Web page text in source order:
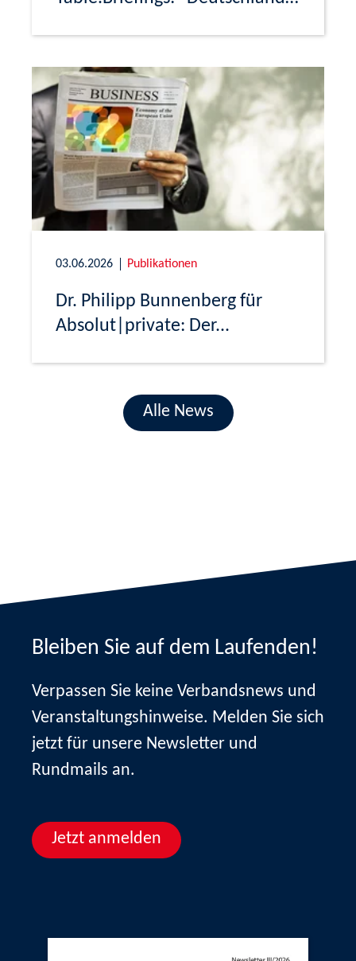
03.06.2026 Publikationen
Dr. Philipp Bunnenberg für
Absolut|private: Der...
Alle News
Bleiben Sie auf dem Laufenden!
Verpassen Sie keine Verbandsnews und
Veranstaltungshinweise. Melden Sie sich
jetzt für unsere Newsletter und
Rundmails an.
Jetzt anmelden